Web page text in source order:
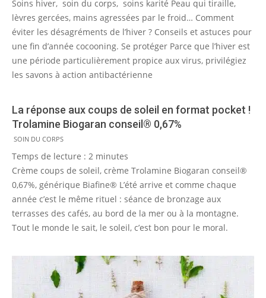
Soins hiver, soin du corps, soins karité Peau qui tiraille,
lèvres gercées, mains agressées par le froid… Comment
éviter les désagréments de l’hiver ? Conseils et astuces pour
une fin d’année cocooning. Se protéger Parce que l’hiver est
une période particulièrement propice aux virus, privilégiez
les savons à action antibactérienne
La réponse aux coups de soleil en format pocket !
Trolamine Biogaran conseil® 0,67%
2011-
06-
02
SOIN DU CORPS
Temps de lecture : 2 minutes
Crème coups de soleil, crème Trolamine Biogaran conseil®
0,67%, générique Biafine® L’été arrive et comme chaque
année c’est le même rituel : séance de bronzage aux
terrasses des cafés, au bord de la mer ou à la montagne.
Tout le monde le sait, le soleil, c’est bon pour le moral.